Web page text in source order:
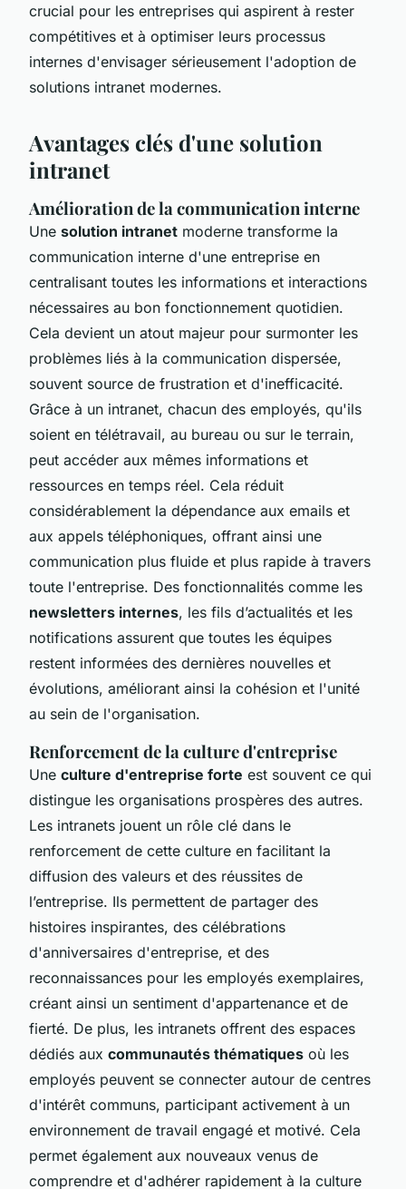
crucial pour les entreprises qui aspirent à rester
compétitives et à optimiser leurs processus
internes d'envisager sérieusement l'adoption de
solutions intranet modernes.
Avantages clés d'une solution
intranet
Amélioration de la communication interne
Une solution intranet moderne transforme la
communication interne d'une entreprise en
centralisant toutes les informations et interactions
nécessaires au bon fonctionnement quotidien.
Cela devient un atout majeur pour surmonter les
problèmes liés à la communication dispersée,
souvent source de frustration et d'inefficacité.
Grâce à un intranet, chacun des employés, qu'ils
soient en télétravail, au bureau ou sur le terrain,
peut accéder aux mêmes informations et
ressources en temps réel. Cela réduit
considérablement la dépendance aux emails et
aux appels téléphoniques, offrant ainsi une
communication plus fluide et plus rapide à travers
toute l'entreprise. Des fonctionnalités comme les
newsletters internes, les fils d’actualités et les
notifications assurent que toutes les équipes
restent informées des dernières nouvelles et
évolutions, améliorant ainsi la cohésion et l'unité
au sein de l'organisation.
Renforcement de la culture d'entreprise
Une culture d'entreprise forte est souvent ce qui
distingue les organisations prospères des autres.
Les intranets jouent un rôle clé dans le
renforcement de cette culture en facilitant la
diffusion des valeurs et des réussites de
l’entreprise. Ils permettent de partager des
histoires inspirantes, des célébrations
d'anniversaires d'entreprise, et des
reconnaissances pour les employés exemplaires,
créant ainsi un sentiment d'appartenance et de
fierté. De plus, les intranets offrent des espaces
dédiés aux communautés thématiques où les
employés peuvent se connecter autour de centres
d'intérêt communs, participant activement à un
environnement de travail engagé et motivé. Cela
permet également aux nouveaux venus de
comprendre et d'adhérer rapidement à la culture